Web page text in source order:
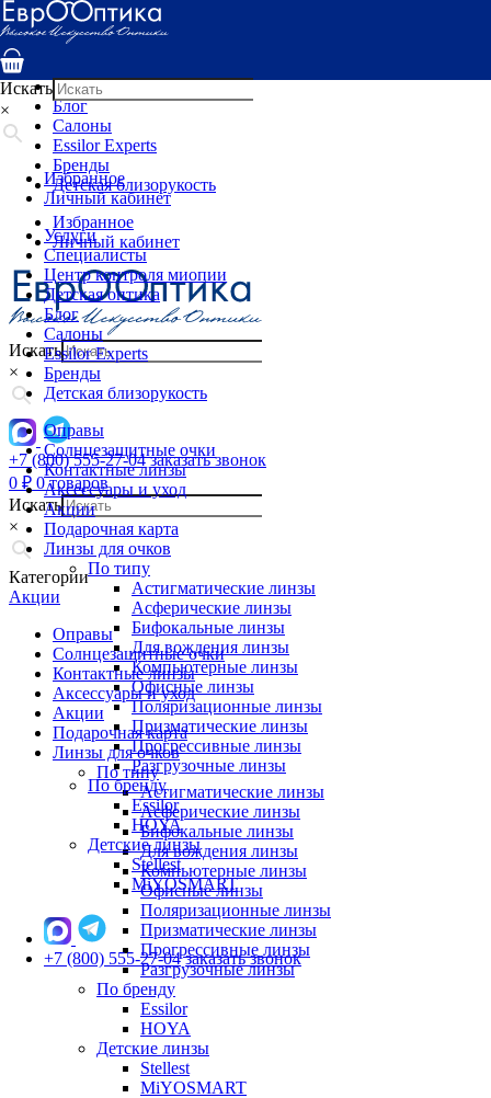
Услуги
Специалисты
Детская оптика
Блог
Салоны
Essilor Experts
Бренды
Детская близорукость
Избранное
Личный кабинет
Искать
×
+7 (800) 555-27-04 заказать звонок
0 ₽ 0 товаров
Искать
×
Категории
Акции
Оправы
Солнцезащитные очки
Контактные линзы
Аксессуары и уход
Акции
Подарочная карта
Линзы для очков
По типу
Астигматические линзы
Асферические линзы
Бифокальные линзы
Для вождения линзы
Компьютерные линзы
Офисные линзы
Поляризационные линзы
Призматические линзы
Прогрессивные линзы
Разгрузочные линзы
По бренду
Essilor
HOYA
Детские линзы
Stellest
MiYOSMART
Искать
×
Избранное
Личный кабинет
Услуги
Специалисты
Центр контроля миопии
Детская оптика
Блог
Салоны
Essilor Experts
Бренды
Детская близорукость
Оправы
Солнцезащитные очки
Контактные линзы
Аксессуары и уход
Акции
Подарочная карта
Линзы для очков
По типу
Астигматические линзы
Асферические линзы
Бифокальные линзы
Для вождения линзы
Компьютерные линзы
Офисные линзы
Поляризационные линзы
Призматические линзы
Прогрессивные линзы
Разгрузочные линзы
По бренду
Essilor
HOYA
Детские линзы
Stellest
MiYOSMART
+7 (800) 555-27-04 заказать звонок